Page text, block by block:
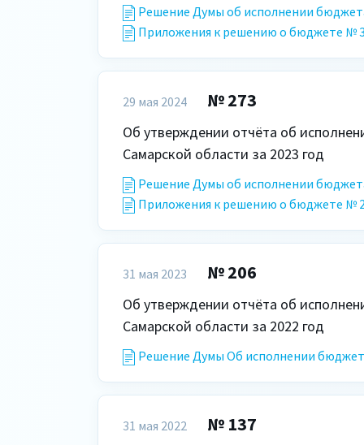
Решение Думы об исполнении
Приложения к решению о бюджете №
29 мая 2024 № 273
Об утверждении отчёта об
Решение Думы об исполнении
Приложения к решению о бюджете №
31 мая 2023 № 206
Об утверждении отчёта об
Решение Думы Об исполнении
31 мая 2022 № 137